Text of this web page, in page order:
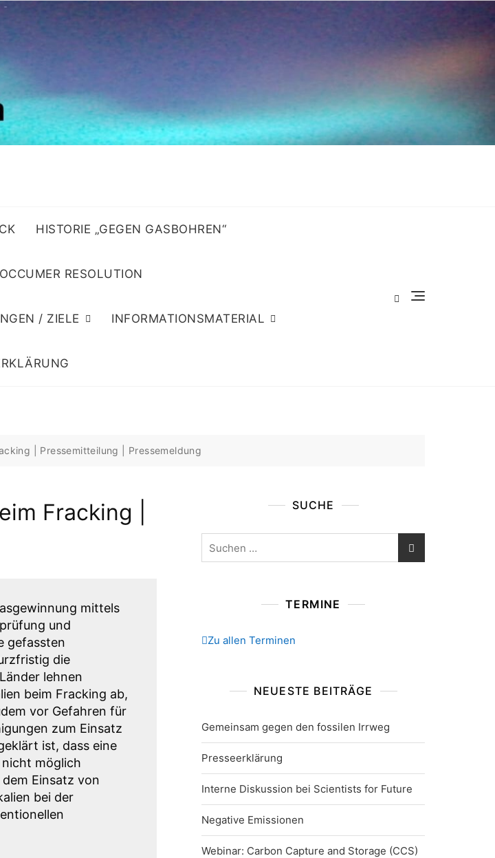
HISTORIE „GEGEN GASBOHREN“
RESOLUTION
/ ZIELE INFORMATIONSMATERIAL
| Pressemitteilung | Pressemeldung
Fracking |
mittels
und
gefassten
die
lehnen
beim Fracking ab,
vor Gefahren für
zum Einsatz
ist, dass eine
möglich
Einsatz von
bei der
SUCHE
TERMINE
Zu allen Terminen
NEUESTE BEITRÄGE
Gemeinsam gegen den fossilen Irrweg
Presseerklärung
Interne Diskussion bei Scientists for Future
Negative Emissionen
Webinar: Carbon Capture and Storage (CCS)